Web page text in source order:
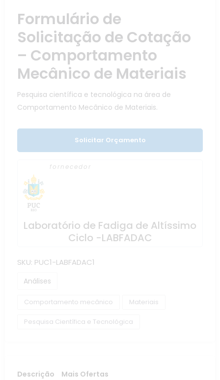
Formulário de
Solicitação de Cotação
– Comportamento
Mecânico de Materiais
Pesquisa científica e tecnológica na área de
Comportamento Mecânico de Materiais.
Solicitar Orçamento
fornecedor
Laboratório de Fadiga de Altíssimo
Ciclo -LABFADAC
SKU: PUC1-LABFADAC1
Análises
Comportamento mecânico Materiais
Pesquisa Científica e Tecnológica
Descrição Mais Ofertas